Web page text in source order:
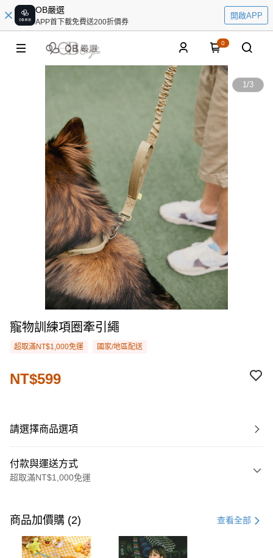
OB嚴選
APP首下載免費送200折價券
開啟APP
0
1/3
寵物訓練項圈牽引繩
超取滿NT$1,000免運 國家/地區配送
NT$599
請選擇商品選項
付款與運送方式
超取滿NT$1,000免運
信用卡一次付款
購物金
商品加價購 (2) 查看全部